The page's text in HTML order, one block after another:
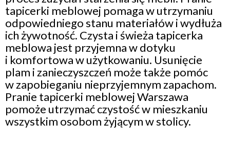
tapicerki meblowej pomaga w utrzymaniu
odpowiedniego stanu materiałów i wydłuża
ich żywotność. Czysta i świeża tapicerka
meblowa jest przyjemna w dotyku
i komfortowa w użytkowaniu. Usunięcie
plam i zanieczyszczeń może także pomóc
w zapobieganiu nieprzyjemnym zapachom.
Pranie tapicerki meblowej Warszawa
pomoże utrzymać czystość w mieszkaniu
wszystkim osobom żyjącym w stolicy.